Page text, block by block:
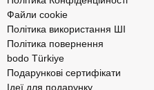
Файли cookie
Політика використання ШІ
Політика повернення
bodo Türkiye
Подарункові сертифікати
Ідеї для подарунку